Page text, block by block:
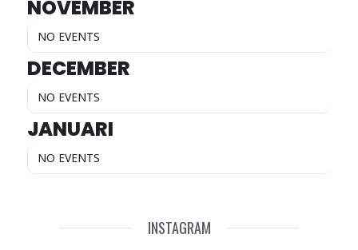
NOVEMBER
NO EVENTS
DECEMBER
NO EVENTS
JANUARI
NO EVENTS
INSTAGRAM